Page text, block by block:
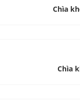
Chìa
Chìa